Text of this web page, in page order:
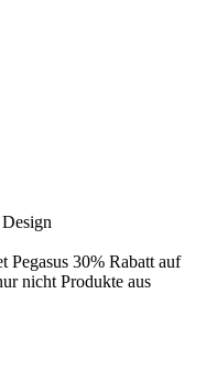
Pegasus 30% Rabatt auf
nicht Produkte aus